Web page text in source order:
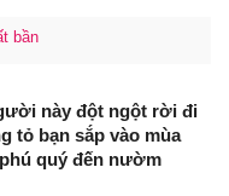
bần
này đột ngột rời đi
tỏ bạn sắp vào mùa
quý đến nườm